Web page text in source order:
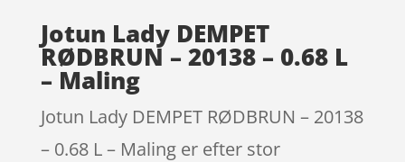
Jotun Lady DEMPET
RØDBRUN – 20138 – 0.68 L
– Maling
Jotun Lady DEMPET RØDBRUN – 20138
– 0.68 L – Maling er efter stor